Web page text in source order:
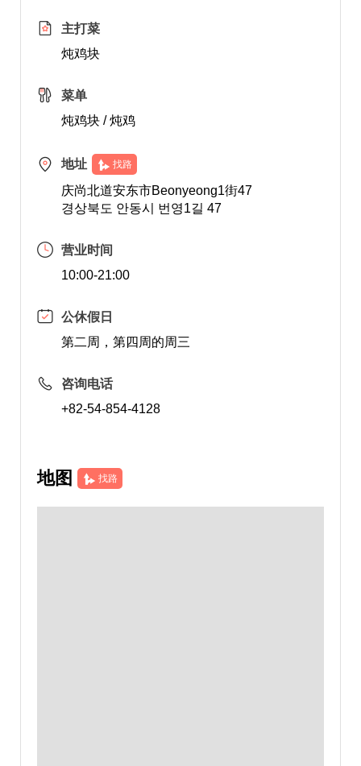
主打菜
炖鸡块
菜单
炖鸡块 / 炖鸡
地址 找路
庆尚北道安东市Beonyeong1街47
경상북도 안동시 번영1길 47
营业时间
10:00-21:00
公休假日
第二周，第四周的周三
咨询电话
+82-54-854-4128
地图 找路